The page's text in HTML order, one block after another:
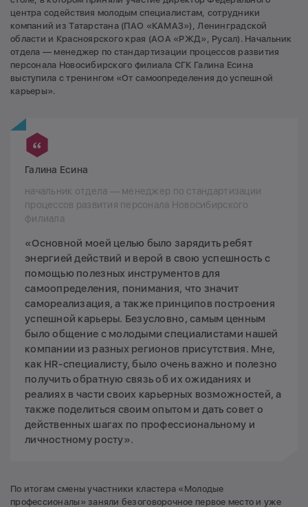
центра содействия молодым специалистам, сотрудники
компаний из Татарстана (ПАО «КАМАЗ»), Ленинградской
области и Красноярского края (АОА «РЖД», Русал). Начальник
отдела — менеджер по стандартизации процессов развития
персонала Новосибирского филиала СГК Галина Есина
выступила с тренингом «От самоопределения до успешной
карьеры».
Галина Есина
начальник отдела — менеджер по стандартизации
процессов развития персонала Новосибирского
филиала
«Основной моей целью было зарядить ребят
энергией действий и верой в свою успешность с
помощью полезных инструментов для
самоопределения, понимания, что значит
самореализация, а также принципов построения
успешной карьеры. Безусловно, самым ценным
было общение с молодыми специалистами нашей
компании из разных регионов присутствия. Мне,
как HR-специалисту, было очень важно и полезно
получить обратную связь об их ожиданиях и
реалиях в части своих карьерных возможностей, а
также поделиться своим опытом и дать совет о
действенных шагах по профессиональному и
личностному росту».
По итогам смены участники кластера «Молодые
профессионалы» заняли безоговорочное первое место и уже